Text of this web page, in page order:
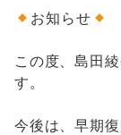
お知らせ
この度、島田
す。
今後は、早期